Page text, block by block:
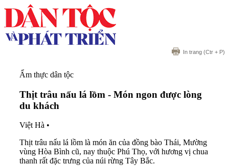
In trang (Ctr + P)
Ẩm thực dân tộc
Thịt trâu nấu lá lồm - Món ngon được lòng
du khách
Việt Hà •
Thịt trâu nấu lá lồm là món ăn của đồng bào Thái, Mường
vùng Hòa Bình cũ, nay thuộc Phú Thọ, với hương vị chua
thanh rất đặc trưng của núi rừng Tây Bắc.